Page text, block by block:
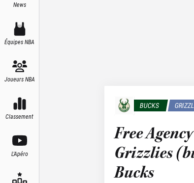
News
Équipes NBA
Joueurs NBA
Classement
L'Apéro
BUCKS
Free
Grizzlies
Bucks